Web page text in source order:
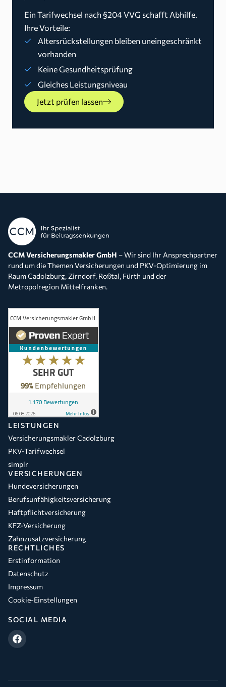
Ein Tarifwechsel nach §204 VVG schafft Abhilfe.
Ihre Vorteile:
Altersrückstellungen bleiben uneingeschränkt
vorhanden
Keine Gesundheitsprüfung
Gleiches Leistungsniveau
Jetzt prüfen lassen
CCM Versicherungsmakler GmbH – Wir sind Ihr Ansprechpartner
rund um die Themen Versicherungen und PKV-Optimierung im
Raum Cadolzburg, Zirndorf, Roßtal, Fürth und der
Metropolregion Mittelfranken.
LEISTUNGEN
Versicherungsmakler Cadolzburg
PKV-Tarifwechsel
simplr
VERSICHERUNGEN
Hundeversicherungen
Berufsunfähigkeitsversicherung
Haftpflichtversicherung
KFZ-Versicherung
Zahnzusatzversicherung
RECHTLICHES
Erstinformation
Datenschutz
Impressum
Cookie-Einstellungen
SOCIAL MEDIA